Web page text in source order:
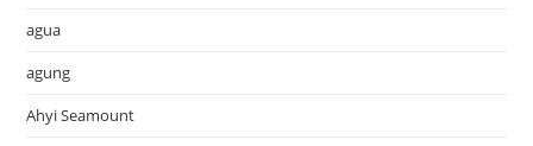
agua
agung
Ahyi Seamount